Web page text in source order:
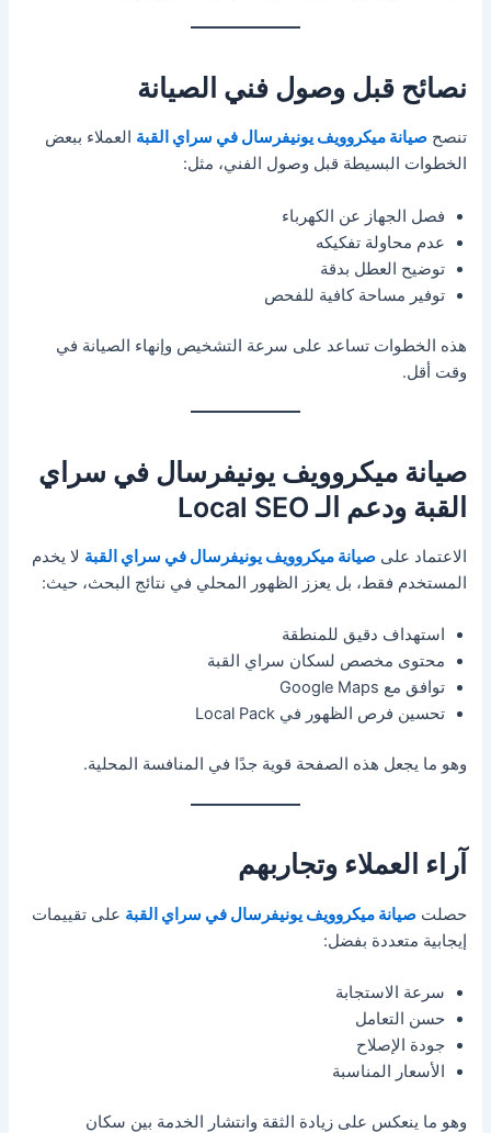
نصائح قبل وصول فني الصيانة
تنصحصيانة ميكروويف يونيفرسال في سراي القبة العملاء ببعض
الخطوات البسيطة قبل وصول الفني، مثل:
فصل الجهاز عن الكهرباء
عدم محاولة تفكيكه
توضيح العطل بدقة
توفير مساحة كافية للفحص
هذه الخطوات تساعد على سرعة التشخيص وإنهاء الصيانة في
وقت أقل.
صيانة ميكروويف يونيفرسال في سراي
القبة ودعم الـ Local SEO
الاعتماد علىصيانة ميكروويف يونيفرسال في سراي القبة لا يخدم
المستخدم فقط، بل يعزز الظهور المحلي في نتائج البحث، حيث:
استهداف دقيق للمنطقة
محتوى مخصص لسكان سراي القبة
توافق مع Google Maps
تحسين فرص الظهور في Local Pack
وهو ما يجعل هذه الصفحة قوية جدًا في المنافسة المحلية.
آراء العملاء وتجاربهم
حصلتصيانة ميكروويف يونيفرسال في سراي القبة على تقييمات
إيجابية متعددة بفضل:
سرعة الاستجابة
حسن التعامل
جودة الإصلاح
الأسعار المناسبة
وهو ما ينعكس على زيادة الثقة وانتشار الخدمة بين سكان